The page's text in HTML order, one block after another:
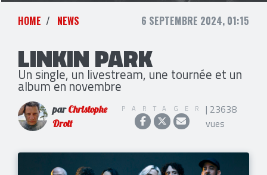
HOME NEWS 6 SEPTEMBRE 2024, 01:15
LINKIN PARK
Un single, un livestream, une tournée et un
album en novembre
parChristophe
Droit
PARTAGER | 23638
vues